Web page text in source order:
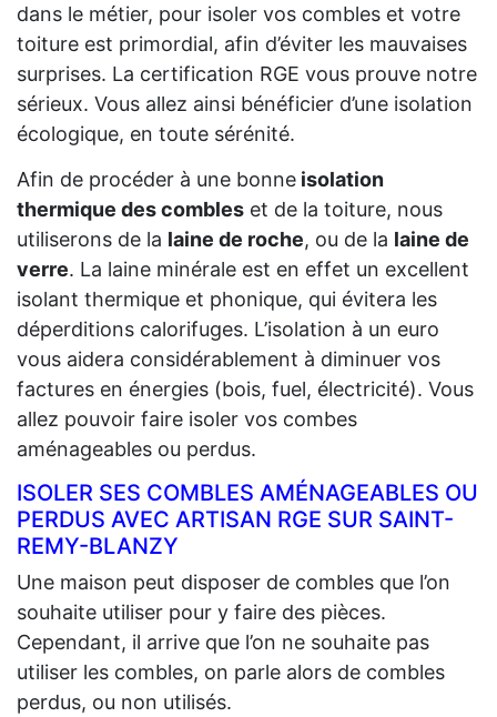
dans le métier, pour isoler vos combles et votre
toiture est primordial, afin d’éviter les mauvaises
surprises. La certification RGE vous prouve notre
sérieux. Vous allez ainsi bénéficier d’une isolation
écologique, en toute sérénité.
Afin de procéder à une bonne isolation
thermique des combles et de la toiture, nous
utiliserons de la laine de roche, ou de la laine de
verre. La laine minérale est en effet un excellent
isolant thermique et phonique, qui évitera les
déperditions calorifuges. L’isolation à un euro
vous aidera considérablement à diminuer vos
factures en énergies (bois, fuel, électricité). Vous
allez pouvoir faire isoler vos combes
aménageables ou perdus.
ISOLER SES COMBLES AMÉNAGEABLES OU
PERDUS AVEC ARTISAN RGE SUR SAINT-
REMY-BLANZY
Une maison peut disposer de combles que l’on
souhaite utiliser pour y faire des pièces.
Cependant, il arrive que l’on ne souhaite pas
utiliser les combles, on parle alors de combles
perdus, ou non utilisés.